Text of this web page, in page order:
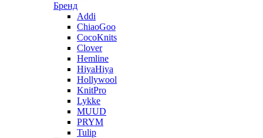
Бренд
Addi
ChiaoGoo
CocoKnits
Clover
Hemline
HiyaHiya
Hollywool
KnitPro
Lykke
MUUD
PRYM
Tulip